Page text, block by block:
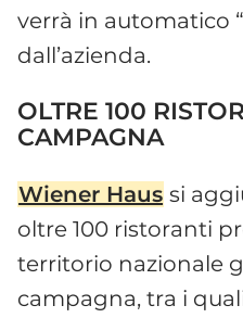
verrà in automatico
dall’azienda.
OLTRE 100
CAMPAGNA
Wiener Haus si
oltre 100 ristoranti
territorio nazionale
campagna, tra i